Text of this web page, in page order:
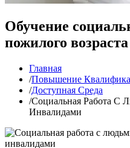
Обучение
пожилого
Главная
/Повышение
/Доступная Среда
/Социальная Работа С
Инвалидами